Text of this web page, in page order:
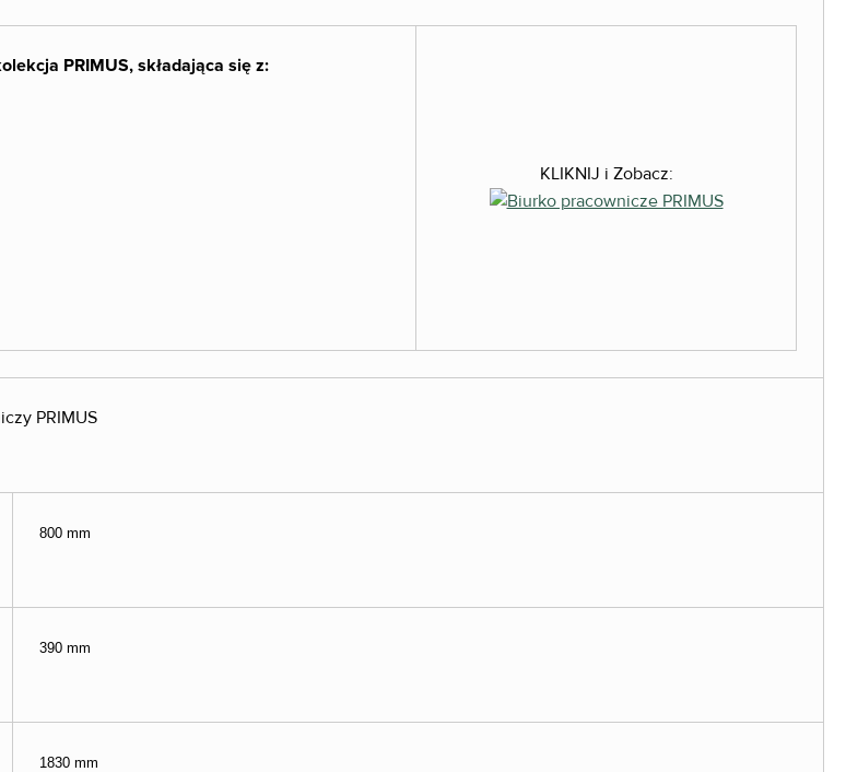
PRIMUS, składająca się z:
KLIKNIJ i Zobacz:
PRIMUS
800 mm
390 mm
1830 mm